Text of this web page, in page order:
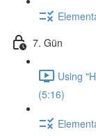
7. Gün
Using
(5:16)